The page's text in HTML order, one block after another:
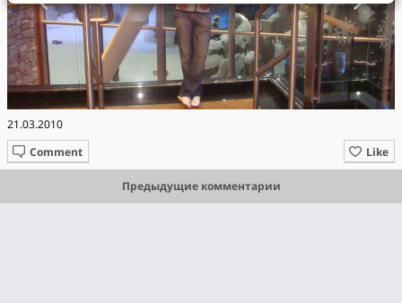
21.03.2010
Like
Comment
Предыдущие комментарии